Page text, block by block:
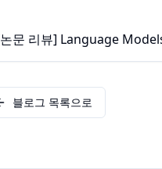
문 리뷰] Language
블로그 목록으로